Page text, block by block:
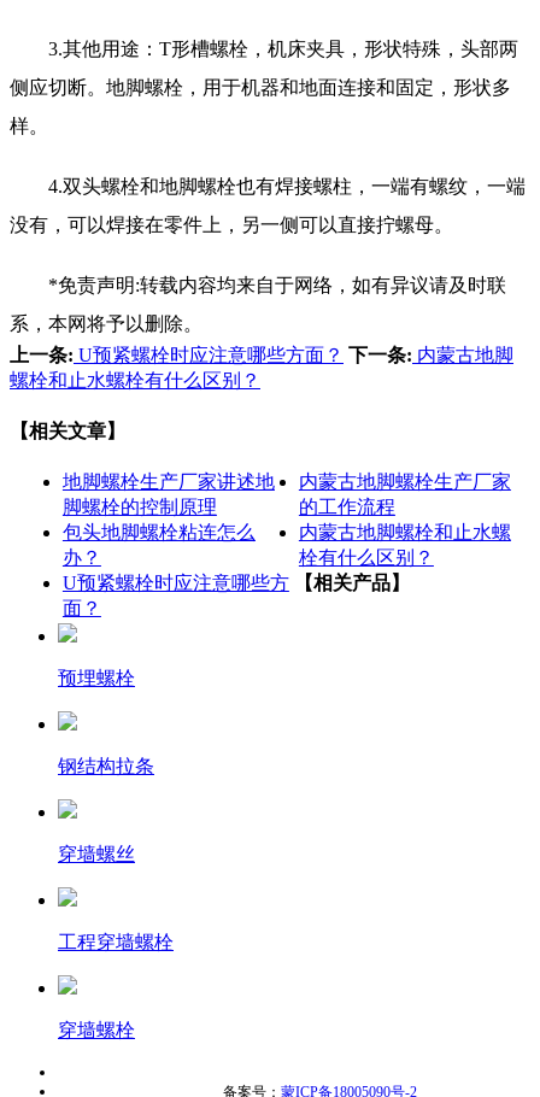
3.其他用途：T形槽螺栓，机床夹具，形状特殊，头部两
侧应切断。地脚螺栓，用于机器和地面连接和固定，形状多
样。
4.双头螺栓和地脚螺栓也有焊接螺柱，一端有螺纹，一端
没有，可以焊接在零件上，另一侧可以直接拧螺母。
*免责声明:转载内容均来自于网络，如有异议请及时联
系，本网将予以删除。
上一条: U预紧螺栓时应注意哪些方面？ 下一条: 内蒙古地脚
螺栓和止水螺栓有什么区别？
【相关文章】
地脚螺栓生产厂家讲述地
脚螺栓的控制原理
内蒙古地脚螺栓生产厂家
的工作流程
包头地脚螺栓粘连怎么
办？
内蒙古地脚螺栓和止水螺
栓有什么区别？
U预紧螺栓时应注意哪些方
面？
【相关产品】
预埋螺栓
钢结构拉条
穿墙螺丝
工程穿墙螺栓
穿墙螺栓
备案号： 蒙ICP备18005090号-2